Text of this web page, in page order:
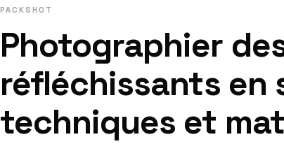
PACKSHOT
Photographier
réfléchissants en
techniques et